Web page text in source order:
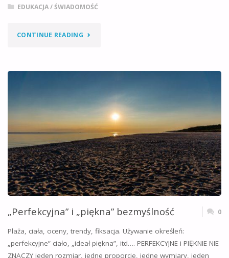
EDUKACJA / ŚWIADOMOŚĆ
CONTINUE READING"UPRZEDZENIA/STEREOTYPY/SCHEMATY
SKRÓCIE"
„Perfekcyjna” i „piękna” bezmyślność 0
Plaża, ciała, oceny, trendy, fiksacja. Używanie określeń:
„perfekcyjne” ciało, „ideał piękna”, itd…. PERFEKCYJNE i PIĘKNIE NIE
ZNACZY jeden rozmiar, jedne proporcje, jedne wymiary, jeden